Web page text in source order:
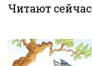
Читают сейчас